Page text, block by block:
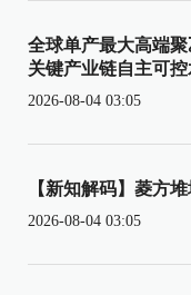
全球单产最大高端
关键产业链自主可
2026-08-04 03:05
【新知解码】菱方
2026-08-04 03:05